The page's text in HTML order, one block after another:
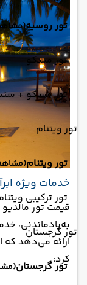
تور روسیه
تور مسکو
تور مسکو +
تور ویتنام
تور ویتنام
تور ترکیبی
تور گرجستان
تور گرجستان
خدمات ویژه
قیمت تور مالدیو
به‌یادماندنی،
ارائه می‌دهد که
کرد: